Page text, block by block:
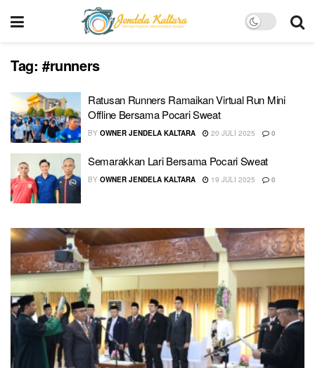
Tag: #runners
Ratusan Runners Ramaikan Virtual Run Mini
Offline Bersama Pocari Sweat
BY OWNER JENDELA KALTARA 20 JULI 2025 0
Semarakkan Lari Bersama Pocari Sweat
BY OWNER JENDELA KALTARA 19 JULI 2025 0